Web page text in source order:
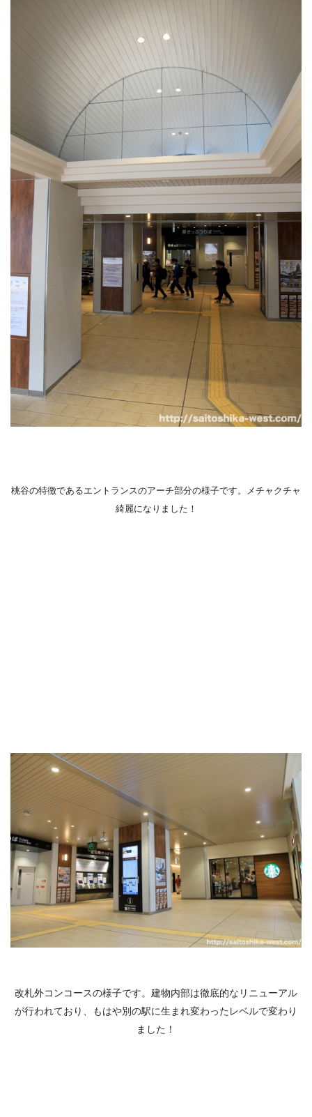
桃谷の特徴であるエントランスのアーチ部分の様子です。メチャクチャ
綺麗になりました！
改札外コンコースの様子です。建物内部は徹底的なリニューアル
が行われており、もはや別の駅に生まれ変わったレベルで変わり
ました！